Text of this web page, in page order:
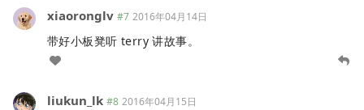
xiaoronglv #7 2016年04月14日
带好小板凳听 terry 讲故事。
liukun_lk #8 2016年04月15日